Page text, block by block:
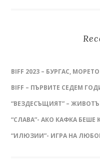
BIFF 2023 – БУРГАС,
BIFF – ПЪРВИТЕ СЕДЕМ
“ВЕЗДЕСЪЩИЯТ” –
“СЛАВА”- АКО КАФКА БЕШЕ
“ИЛЮЗИИ”- ИГРА НА